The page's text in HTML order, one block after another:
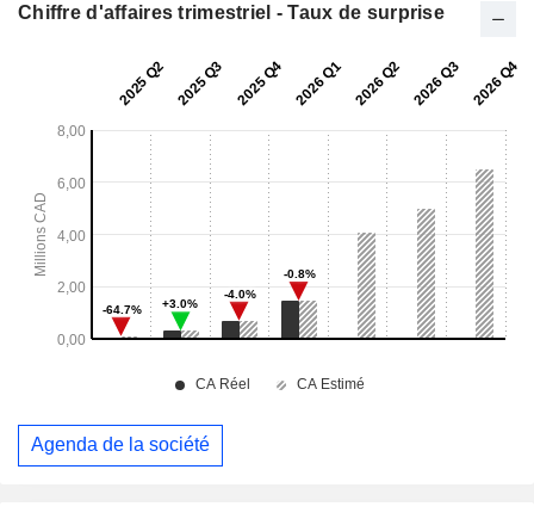
Chiffre d'affaires trimestriel - Taux de surprise
Agenda de la société